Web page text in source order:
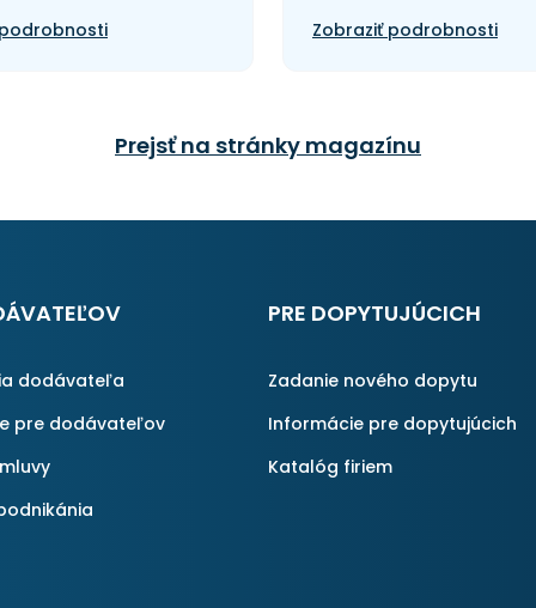
Zobraziť podrobnosti
Prejsť na stránky magazínu
dodávateľa
pre dodávateľov
PRE DOPYTUJÚCICH
Zadanie nového dopytu
Informácie pre dopytujúcich
Katalóg firiem